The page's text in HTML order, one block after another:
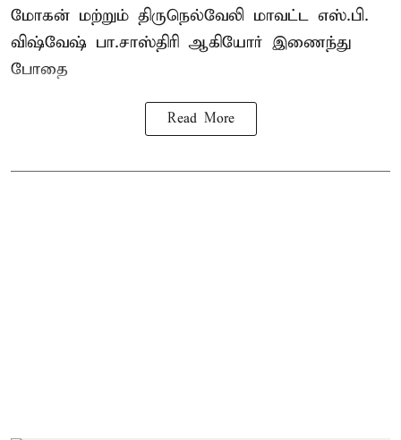
மோகன் மற்றும் திருநெல்வேலி மாவட்ட எஸ்.பி.
விஷ்வேஷ் பா.சாஸ்திரி ஆகியோர் இணைந்து
போதை
Read More